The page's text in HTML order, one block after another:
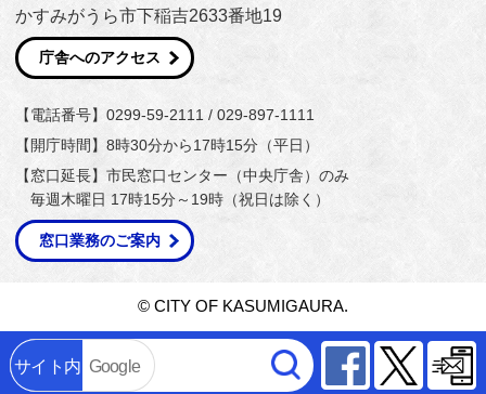
サイト内 Google Facebook
かすみがうら市下稲吉2633番地19
庁舎へのアクセス
【電話番号】0299-59-2111 / 029-897-1111
【開庁時間】8時30分から17時15分（平日）
【窓口延長】市民窓口センター（中央庁舎）のみ
毎週木曜日 17時15分～19時（祝日は除く）
窓口業務のご案内
© CITY OF KASUMIGAURA.